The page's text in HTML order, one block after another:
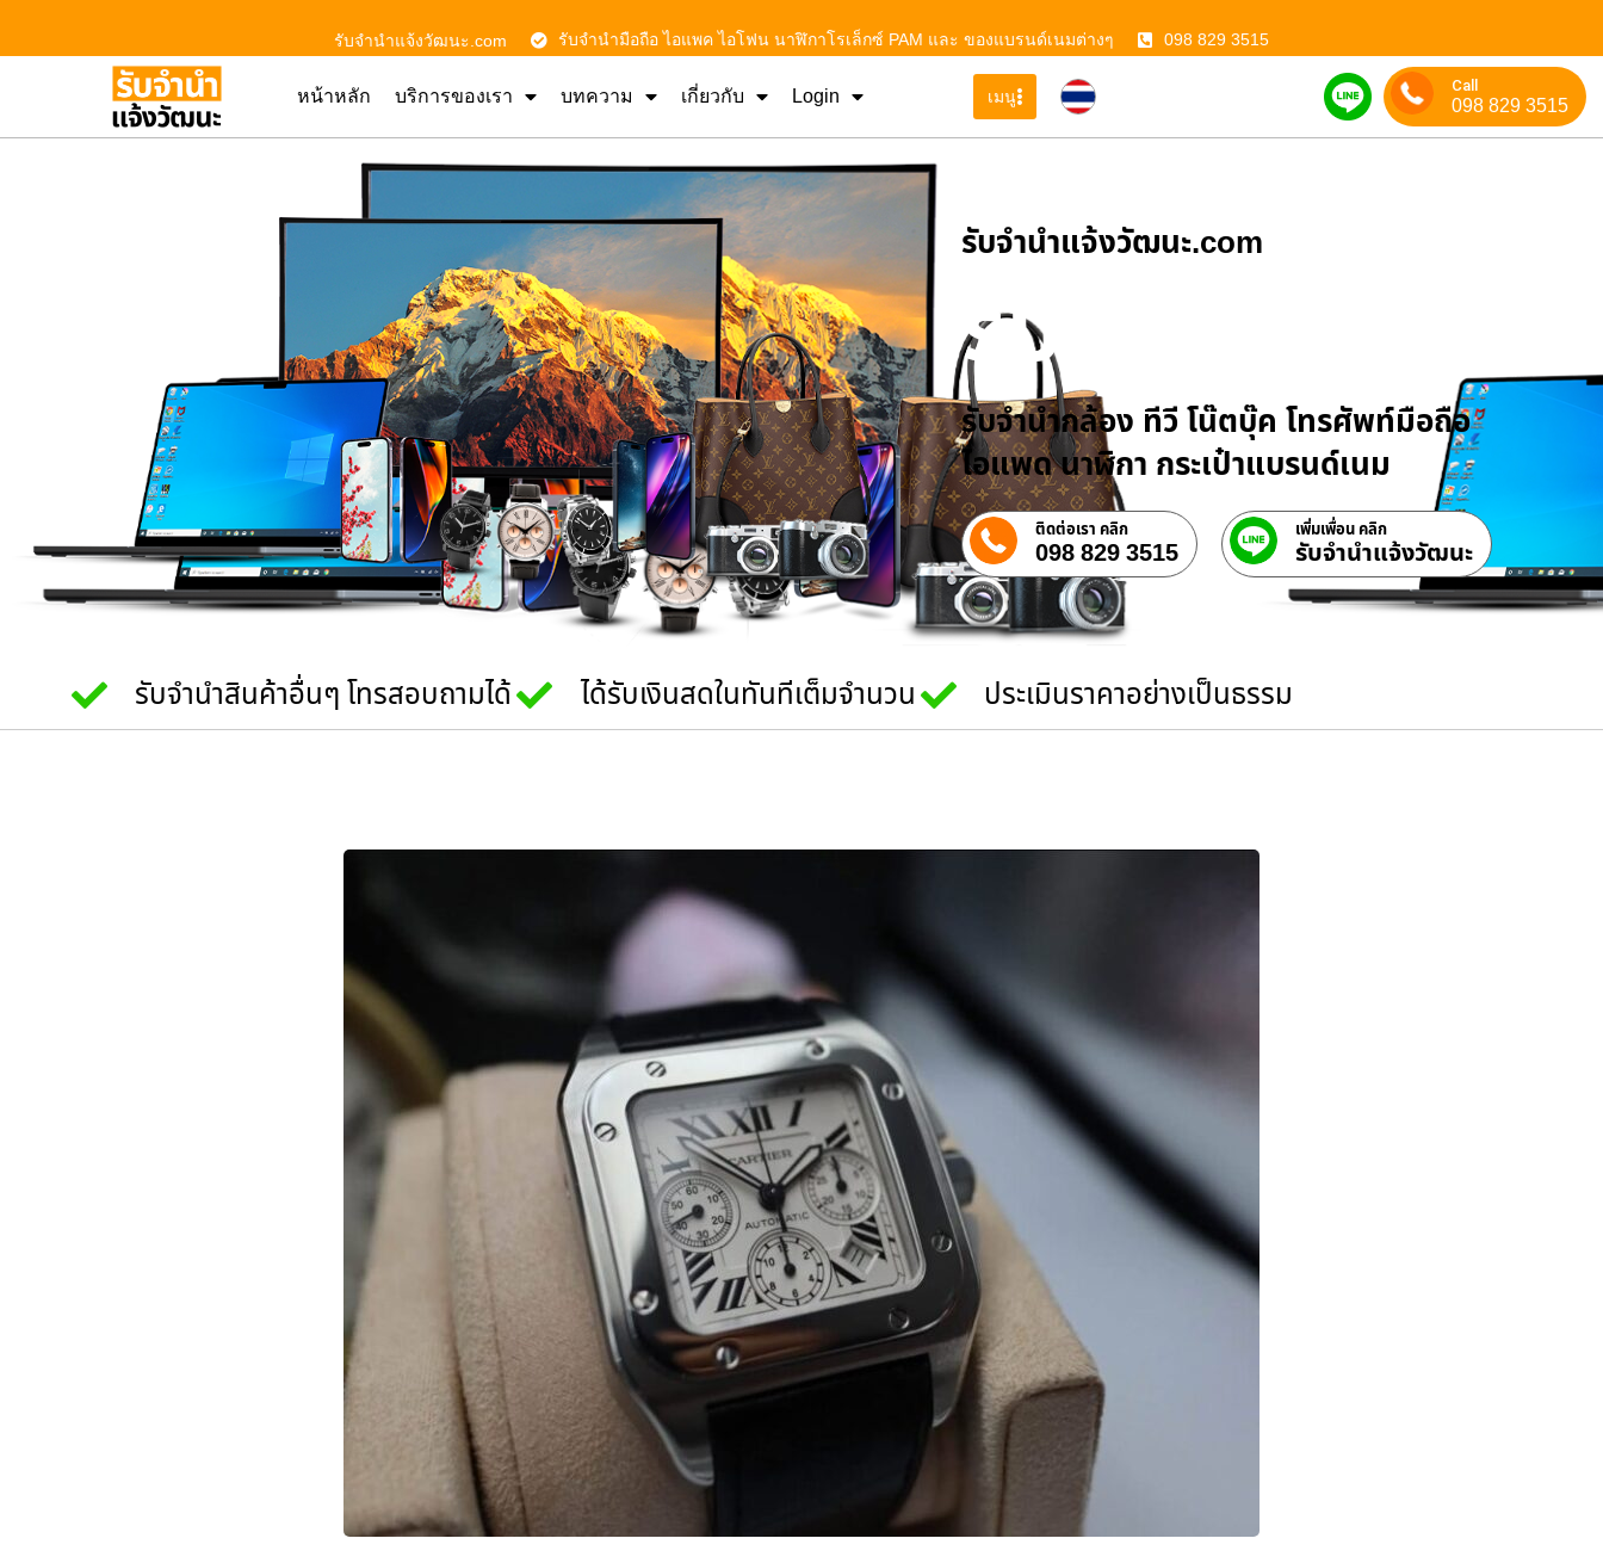
รับจํานําแจ้งวัฒนะ.com รับจำนำมือถือ ไอแพค ไอโฟน นาฬิกาโรเล็กซ์ PAM และ ของแบรนด์เนมต่างๆ 098 829 3515
หน้าหลัก บริการของเรา บทความ เกี่ยวกับ Login เมนู
Call
098 829 3515
รับจํานําแจ้งวัฒนะ.com
รับจำนำสินค้าไอที
รับจำนำกล้อง ทีวี โน๊ตบุ๊ค โทรศัพท์มือถือ
ไอแพด นาฬิกา กระเป๋าแบรนด์เนม
ติดต่อเรา คลิก
098 829 3515
เพิ่มเพื่อน คลิก
รับจํานําแจ้งวัฒนะ
รับจำนำสินค้าอื่นๆ โทรสอบถามได้ ได้รับเงินสดในทันทีเต็มจำนวน ประเมินราคาอย่างเป็นธรรม